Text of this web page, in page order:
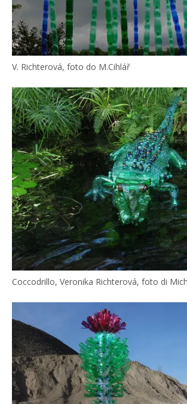
V. Richterová, foto do M.Cihlář
Coccodrillo, Veronika Richterová, foto di